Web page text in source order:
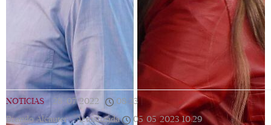
NOTICIAS 28/07/2022 08:23 |
Brando Alcauter | Actualizada 05/05/2023 10:29